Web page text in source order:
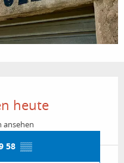
heute
ansehen
58 ▒▒